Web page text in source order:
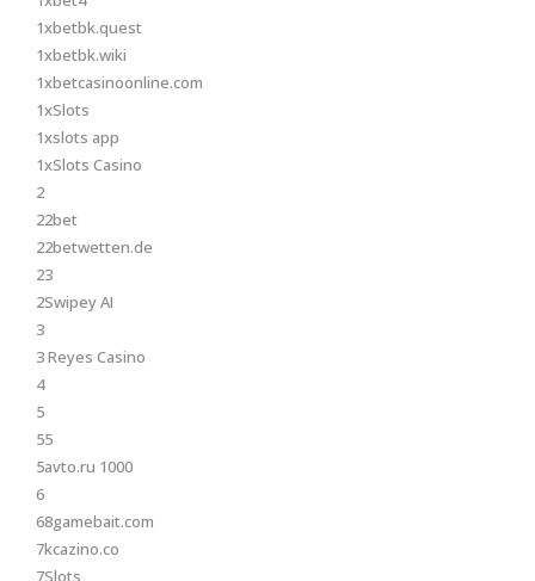
1xbetbk.quest
1xbetbk.wiki
1xbetcasinoonline.com
1xSlots
1xslots app
1xSlots Casino
2
22bet
22betwetten.de
23
2Swipey AI
3
3 Reyes Casino
4
5
55
5avto.ru 1000
6
68gamebait.com
7kcazino.co
7Slots